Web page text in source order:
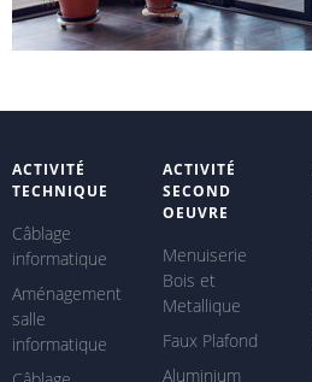
ACTIVITÉ
TECHNIQUE
Câblage
informatique
Aménagement
salle
informatique
ACTIVITÉ
SECOND
OEUVRE
Menuiserie
Bois et
Metallique
Faux Plafond
Aluminium